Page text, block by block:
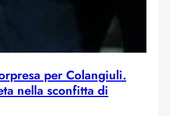
per Colangiuli.
nella sconfitta di